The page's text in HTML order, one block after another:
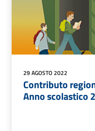
29 AGOSTO 2022
Contributo
Anno scolastico